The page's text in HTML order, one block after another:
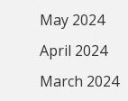
May 2024
April 2024
March 2024